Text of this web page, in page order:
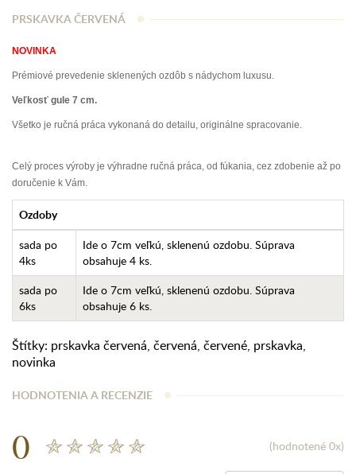
PRSKAVKA ČERVENÁ
NOVINKA
Prémiové prevedenie sklenených ozdôb s nádychom luxusu.
Veľkosť gule 7 cm.
Všetko je ručná práca vykonaná do detailu, originálne spracovanie.
Celý proces výroby je výhradne ručná práca, od fúkania, cez zdobenie až po
doručenie k Vám.
Ozdoby
sada po
4ks
Ide o 7cm veľkú, sklenenú ozdobu. Súprava
obsahuje 4 ks.
sada po
6ks
Ide o 7cm veľkú, sklenenú ozdobu. Súprava
obsahuje 6 ks.
Štítky: prskavka červená, červená, červené, prskavka,
novinka
HODNOTENIA A RECENZIE
0 (hodnotené 0x)